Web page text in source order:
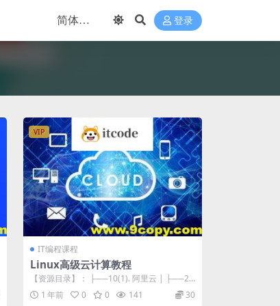
登录
VIP
IT编程课程
Linux高级云计算教程
【资源目录】： ├──10(1). 阿里云 | ├──20
231009 第一节 ...
1 年前 0 0 141 30